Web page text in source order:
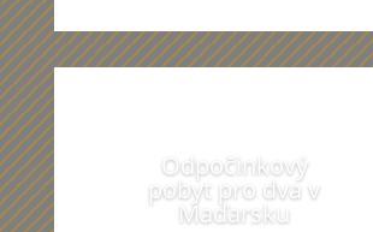
Odpočinkový
pobyt pro dva v
Maďarsku